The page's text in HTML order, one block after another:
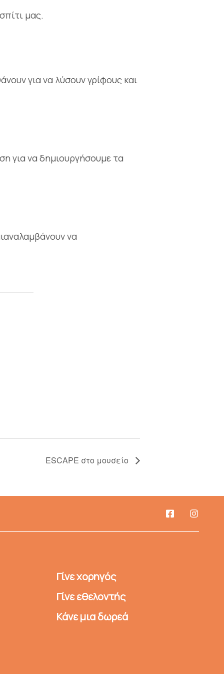
μας.
για να λύσουν γρίφους και
για να δημιουργήσουμε τα
να
ESCAPE στο μουσείο
Γίνε χορηγός
Γίνε εθελοντής
Κάνε μια δωρεά